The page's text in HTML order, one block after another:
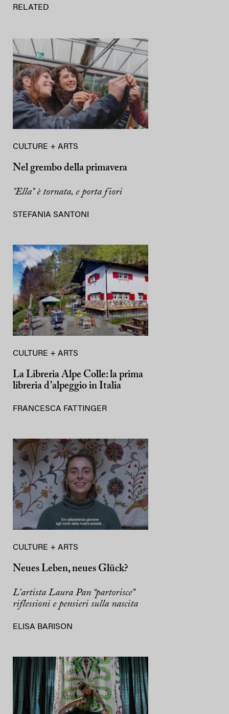
RELATED
CULTURE + ARTS
Nel grembo della primavera
"Ella" è tornata, e porta fiori
STEFANIA SANTONI
CULTURE + ARTS
La Libreria Alpe Colle: la prima
libreria d’alpeggio in Italia
FRANCESCA FATTINGER
CULTURE + ARTS
Neues Leben, neues Glück?
L’artista Laura Pan “partorisce”
riflessioni e pensieri sulla nascita
ELISA BARISON